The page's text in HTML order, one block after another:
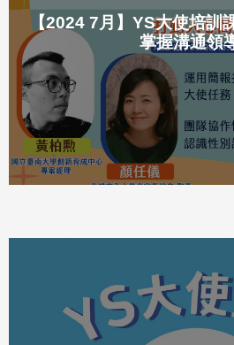
【2024 7月】YS大使培訓
掌握溝通領